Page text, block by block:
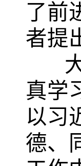
了前
者提
大
真学
以习
德、